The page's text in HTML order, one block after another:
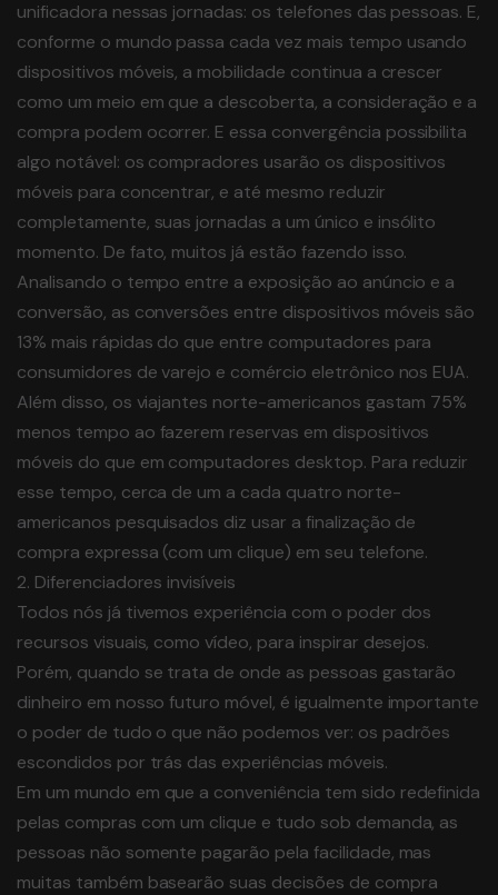
unificadora nessas jornadas: os telefones das pessoas. E,
conforme o mundo passa cada vez mais tempo usando
dispositivos móveis, a mobilidade continua a crescer
como um meio em que a descoberta, a consideração e a
compra podem ocorrer. E essa convergência possibilita
algo notável: os compradores usarão os dispositivos
móveis para concentrar, e até mesmo reduzir
completamente, suas jornadas a um único e insólito
momento. De fato, muitos já estão fazendo isso.
Analisando o tempo entre a exposição ao anúncio e a
conversão, as conversões entre dispositivos móveis são
13% mais rápidas do que entre computadores para
consumidores de varejo e comércio eletrônico nos EUA.
Além disso, os viajantes norte-americanos gastam 75%
menos tempo ao fazerem reservas em dispositivos
móveis do que em computadores desktop. Para reduzir
esse tempo, cerca de um a cada quatro norte-
americanos pesquisados diz usar a finalização de
compra expressa (com um clique) em seu telefone.
2. Diferenciadores invisíveis
Todos nós já tivemos experiência com o poder dos
recursos visuais, como vídeo, para inspirar desejos.
Porém, quando se trata de onde as pessoas gastarão
dinheiro em nosso futuro móvel, é igualmente importante
o poder de tudo o que não podemos ver: os padrões
escondidos por trás das experiências móveis.
Em um mundo em que a conveniência tem sido redefinida
pelas compras com um clique e tudo sob demanda, as
pessoas não somente pagarão pela facilidade, mas
muitas também basearão suas decisões de compra